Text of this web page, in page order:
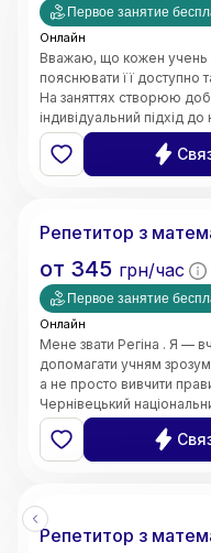
повної впевненості учня).
Первое занятие
Онлайн
Вважаю, що кожен учень
пояснювати її доступно
На заняттях створюю
індивідуальний підхід
та пояснюю навіть
завдання — не лише
а й сформувати логічне
математики в закладі
учнями. Працюю з учнями
допомагаю покращити
підготуватися до
оцінювання.
Репетитор з
от 345 грн/час
Первое занятие
Онлайн
Мене звати Регіна . Я —
допомагати учням
а не просто вивчити
Чернівецький
та 2020 Університет
рівень магістра за
Маю досвід викладання
Репетитор з